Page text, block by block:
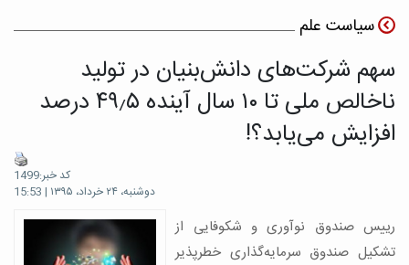
سیاست علم
سهم شرکت‌های دانش‌بنیان در تولید
ناخالص ملی تا ۱۰ سال آینده ۴۹٫۵ درصد
افزایش می‌یابد؟!
کد خبر:1499
دوشنبه، ۲۴ خرداد، ۱۳۹۵ | 15:53
رییس صندوق نوآوری و شکوفایی از
تشکیل صندوق سرمایه‌گذاری خطرپذیر